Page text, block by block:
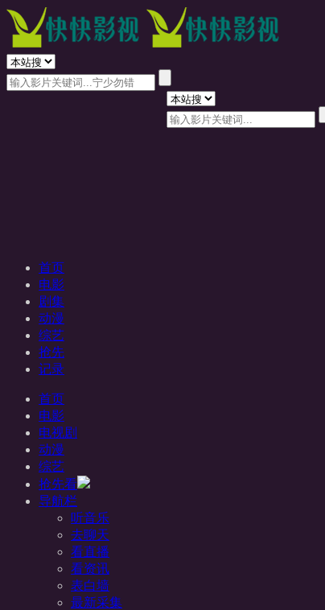
首页
电影
剧集
动漫
综艺
抢先
记录
首页
电影
电视剧
动漫
综艺
抢先看
导航栏
听音乐
去聊天
看直播
看资讯
表白墙
最新采集